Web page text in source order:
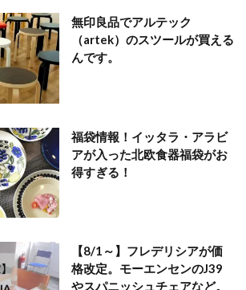
無印良品でアルテック
（artek）のスツールが買える
んです。
福袋情報！イッタラ・アラビ
アが入った北欧食器福袋がお
得すぎる！
【8/1～】フレデリシアが価
格改定。モーエンセンのJ39
やスパニッシュチェアなど。